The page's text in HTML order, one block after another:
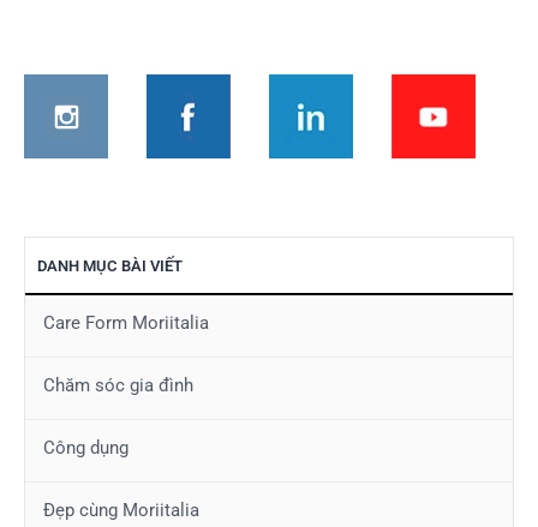
viết
DANH MỤC BÀI VIẾT
Care Form Moriitalia
Chăm sóc gia đình
Công dụng
Đẹp cùng Moriitalia